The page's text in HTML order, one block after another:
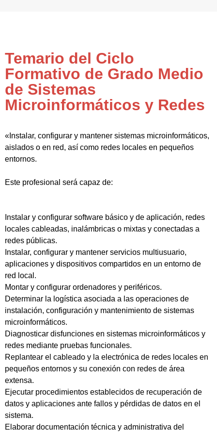
Temario del Ciclo
Formativo de Grado Medio
de Sistemas
Microinformáticos y Redes
«Instalar, configurar y mantener sistemas microinformáticos,
aislados o en red, así como redes locales en pequeños
entornos.
Este profesional será capaz de:
Instalar y configurar software básico y de aplicación, redes
locales cableadas, inalámbricas o mixtas y conectadas a
redes públicas.
Instalar, configurar y mantener servicios multiusuario,
aplicaciones y dispositivos compartidos en un entorno de
red local.
Montar y configurar ordenadores y periféricos.
Determinar la logística asociada a las operaciones de
instalación, configuración y mantenimiento de sistemas
microinformáticos.
Diagnosticar disfunciones en sistemas microinformáticos y
redes mediante pruebas funcionales.
Replantear el cableado y la electrónica de redes locales en
pequeños entornos y su conexión con redes de área
extensa.
Ejecutar procedimientos establecidos de recuperación de
datos y aplicaciones ante fallos y pérdidas de datos en el
sistema.
Elaborar documentación técnica y administrativa del